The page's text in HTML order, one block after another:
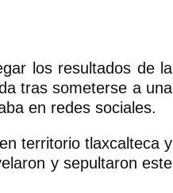
los resultados de la
tras someterse a una
en redes sociales.
territorio tlaxcalteca y
y sepultaron este